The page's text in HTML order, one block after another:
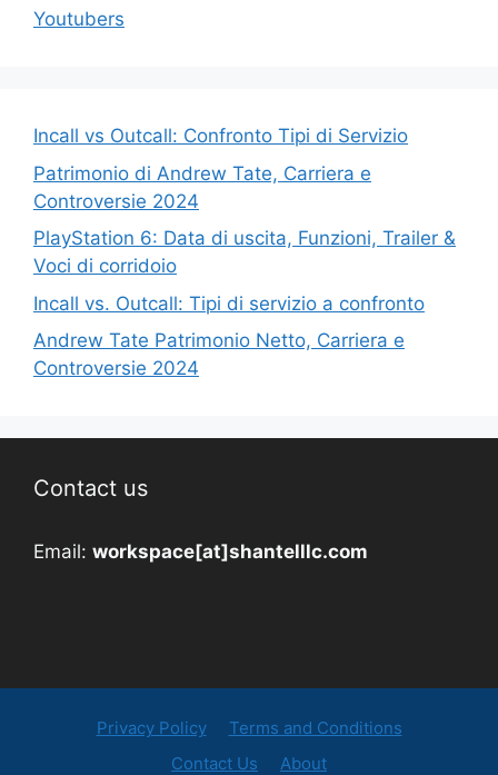
Youtubers
Incall vs Outcall: Confronto Tipi di Servizio
Patrimonio di Andrew Tate, Carriera e
Controversie 2024
PlayStation 6: Data di uscita, Funzioni, Trailer &
Voci di corridoio
Incall vs. Outcall: Tipi di servizio a confronto
Andrew Tate Patrimonio Netto, Carriera e
Controversie 2024
Contact us
Email: workspace[at]shantelllc.com
Privacy Policy
Terms and Conditions
Contact Us
About